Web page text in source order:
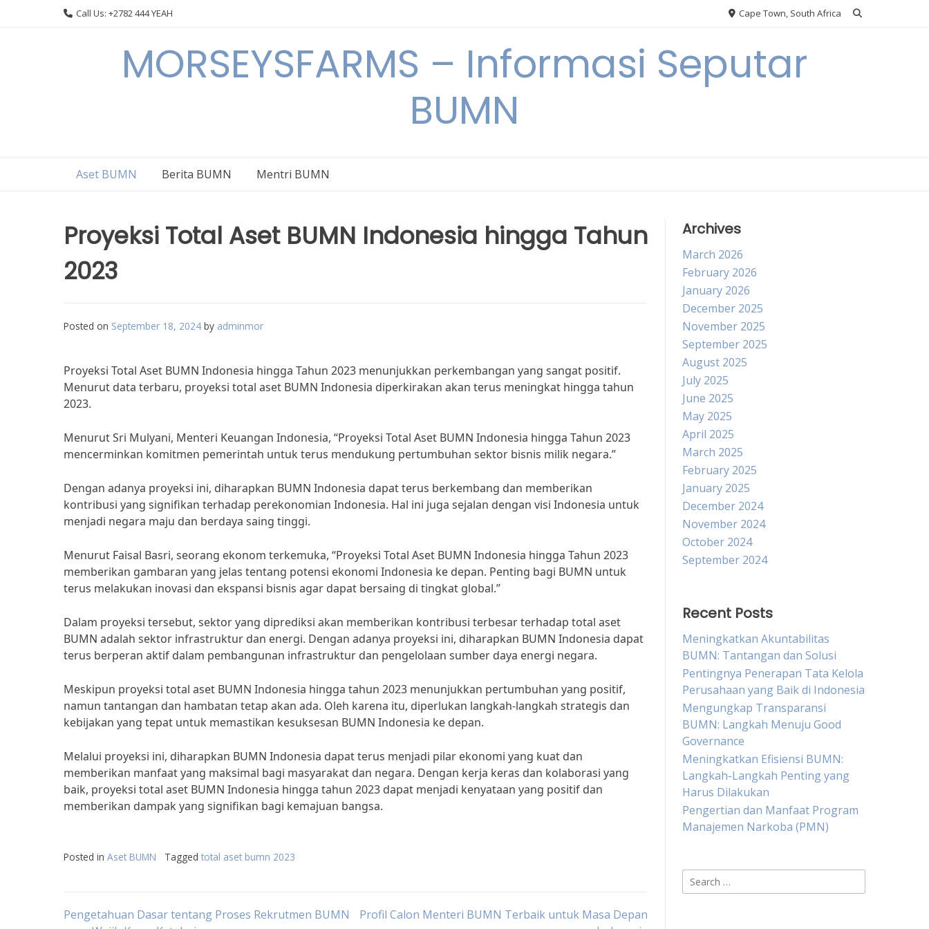
Call Us: +2782 444 YEAH Cape Town, South Africa
MORSEYSFARMS – Informasi Seputar
BUMN
Aset BUMN Berita BUMN Mentri BUMN
Proyeksi Total Aset BUMN Indonesia hingga Tahun
2023
Posted on September 18, 2024 by adminmor
Proyeksi Total Aset BUMN Indonesia hingga Tahun 2023 menunjukkan perkembangan yang sangat positif.
Menurut data terbaru, proyeksi total aset BUMN Indonesia diperkirakan akan terus meningkat hingga tahun
2023.
Menurut Sri Mulyani, Menteri Keuangan Indonesia, “Proyeksi Total Aset BUMN Indonesia hingga Tahun 2023
mencerminkan komitmen pemerintah untuk terus mendukung pertumbuhan sektor bisnis milik negara.”
Dengan adanya proyeksi ini, diharapkan BUMN Indonesia dapat terus berkembang dan memberikan
kontribusi yang signifikan terhadap perekonomian Indonesia. Hal ini juga sejalan dengan visi Indonesia untuk
menjadi negara maju dan berdaya saing tinggi.
Menurut Faisal Basri, seorang ekonom terkemuka, “Proyeksi Total Aset BUMN Indonesia hingga Tahun 2023
memberikan gambaran yang jelas tentang potensi ekonomi Indonesia ke depan. Penting bagi BUMN untuk
terus melakukan inovasi dan ekspansi bisnis agar dapat bersaing di tingkat global.”
Dalam proyeksi tersebut, sektor yang diprediksi akan memberikan kontribusi terbesar terhadap total aset
BUMN adalah sektor infrastruktur dan energi. Dengan adanya proyeksi ini, diharapkan BUMN Indonesia dapat
terus berperan aktif dalam pembangunan infrastruktur dan pengelolaan sumber daya energi negara.
Meskipun proyeksi total aset BUMN Indonesia hingga tahun 2023 menunjukkan pertumbuhan yang positif,
namun tantangan dan hambatan tetap akan ada. Oleh karena itu, diperlukan langkah-langkah strategis dan
kebijakan yang tepat untuk memastikan kesuksesan BUMN Indonesia ke depan.
Melalui proyeksi ini, diharapkan BUMN Indonesia dapat terus menjadi pilar ekonomi yang kuat dan
memberikan manfaat yang maksimal bagi masyarakat dan negara. Dengan kerja keras dan kolaborasi yang
baik, proyeksi total aset BUMN Indonesia hingga tahun 2023 dapat menjadi kenyataan yang positif dan
memberikan dampak yang signifikan bagi kemajuan bangsa.
Posted in Aset BUMN Tagged total aset bumn 2023
Post
Pengetahuan Dasar tentang Proses Rekrutmen BUMN
Profil Calon Menteri BUMN Terbaik untuk Masa Depan
Archives
March 2026
February 2026
January 2026
December 2025
November 2025
September 2025
August 2025
July 2025
June 2025
May 2025
April 2025
March 2025
February 2025
January 2025
December 2024
November 2024
October 2024
September 2024
Recent Posts
Meningkatkan Akuntabilitas
BUMN: Tantangan dan Solusi
Pentingnya Penerapan Tata Kelola
Perusahaan yang Baik di Indonesia
Mengungkap Transparansi
BUMN: Langkah Menuju Good
Governance
Meningkatkan Efisiensi BUMN:
Langkah-Langkah Penting yang
Harus Dilakukan
Pengertian dan Manfaat Program
Manajemen Narkoba (PMN)
Search
for: